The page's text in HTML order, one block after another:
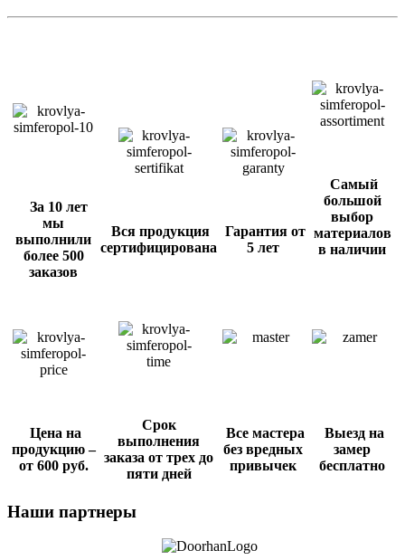
За 10 лет
мы
выполнили
более 500
заказов
Вся продукция
сертифицирована
Гарантия от
5 лет
Самый
большой
выбор
материалов
в наличии
Цена на
продукцию–
от 600 руб.
Срок
выполнения
заказа от трех до
пяти дней
Все мастера
без вредных
привычек
Выезд на
замер
бесплатно
Наши партнеры